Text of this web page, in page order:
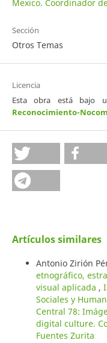
Mexico. Coordinador
Sección
Otros Temas
Licencia
Esta obra está bajo
Reconocimiento-
Artículos similares
Antonio Zirión
etnográfico,
visual aplicada ,
Sociales y
Central 78:
digital culture.
Fuentes Zurita